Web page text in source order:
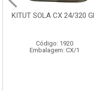
CX 24/320 GR
Código: 1920
CX/1